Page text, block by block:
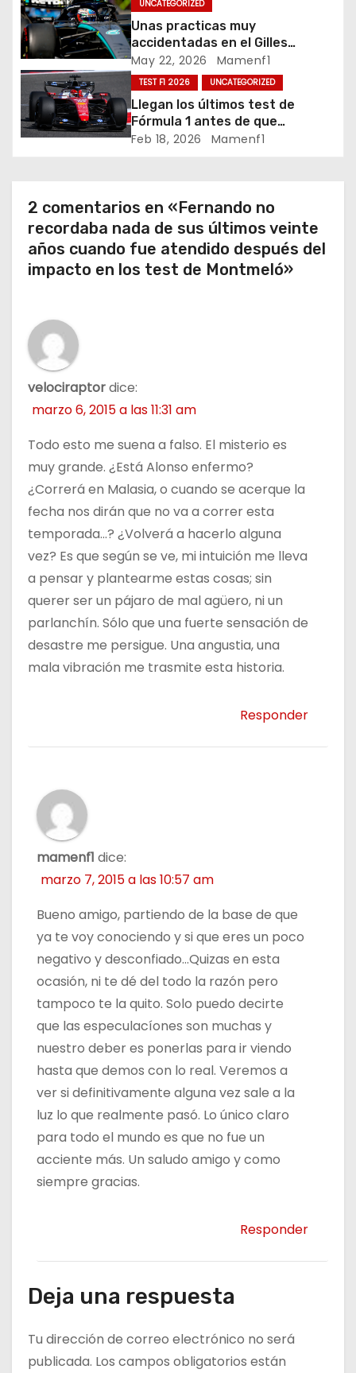
d
e
e
n
a
d
s
UNCATEGORIZED
Unas practicas muy
accidentadas en el Gilles
Villeneuve deja a Fernando en
buena posición, ¿será real?… /
Crónica libes 1 GP Canadá
May 22, 2026 Mamenf1
TEST F1 2026 UNCATEGORIZED
Llegan los últimos test de
Fórmula 1 antes de que
comience la nueva temporada
Feb 18, 2026 Mamenf1
2 comentarios en «Fernando no
recordaba nada de sus últimos veinte
años cuando fue atendido después del
impacto en los test de Montmeló»
velociraptordice:
marzo 6, 2015 a las 11:31 am
Todo esto me suena a falso. El misterio es
muy grande. ¿Está Alonso enfermo?
¿Correrá en Malasia, o cuando se acerque la
fecha nos dirán que no va a correr esta
temporada…? ¿Volverá a hacerlo alguna
vez? Es que según se ve, mi intuición me lleva
a pensar y plantearme estas cosas; sin
querer ser un pájaro de mal agüero, ni un
parlanchín. Sólo que una fuerte sensación de
desastre me persigue. Una angustia, una
mala vibración me trasmite esta historia.
Responder
mamenf1 dice:
marzo 7, 2015 a las 10:57 am
Bueno amigo, partiendo de la base de que
ya te voy conociendo y si que eres un poco
negativo y desconfiado…Quizas en esta
ocasión, ni te dé del todo la razón pero
tampoco te la quito. Solo puedo decirte
que las especulacíones son muchas y
nuestro deber es ponerlas para ir viendo
hasta que demos con lo real. Veremos a
ver si definitivamente alguna vez sale a la
luz lo que realmente pasó. Lo único claro
para todo el mundo es que no fue un
acciente más. Un saludo amigo y como
siempre gracias.
Responder
Deja una respuesta
Tu dirección de correo electrónico no será
publicada. Los campos obligatorios están